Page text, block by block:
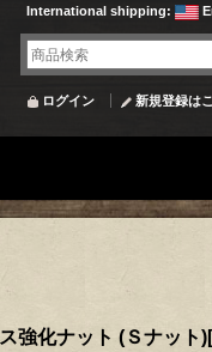
International shipping:
ログイン 新規登録は
強化ナット (Ｓナット